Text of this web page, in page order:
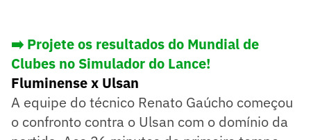
➡️ Projete os resultados do Mundial de
Clubes no Simulador do Lance!
Fluminense x Ulsan
A equipe do técnico Renato Gaúcho começou
o confronto contra o Ulsan com o domínio da